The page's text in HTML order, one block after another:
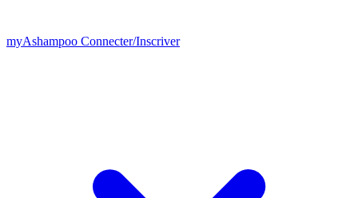
myAshampoo Connecter/Inscriver